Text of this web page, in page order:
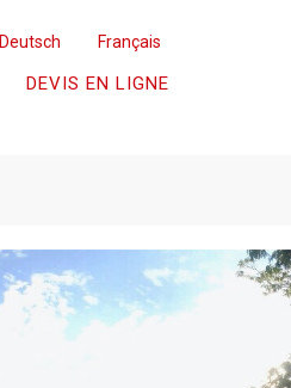
Deutsch Français
DEVIS EN LIGNE